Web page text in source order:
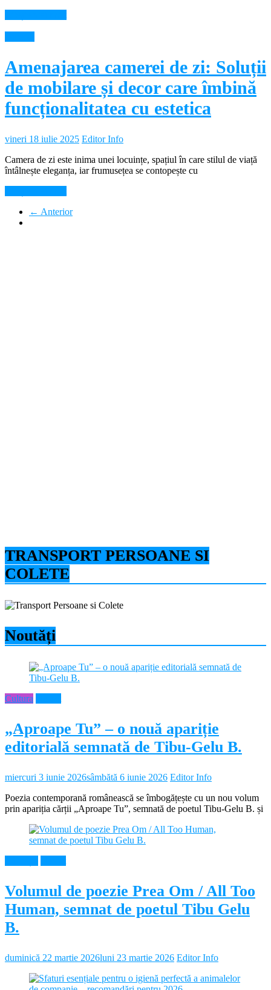
Amenajarea camerei de zi: Soluții
de mobilare și decor care îmbină
funcționalitatea cu estetica
vineri 18 iulie 2025 Editor Info
Camera de zi este inima unei locuințe, spațiul în care stilul de viață
întâlnește eleganța, iar frumusețea se contopește cu
← Anterior
TRANSPORT PERSOANE SI
COLETE
Noutăți
Cultura
„Aproape Tu” – o nouă apariție
editorială semnată de Tibu-Gelu B.
miercuri 3 iunie 2026sâmbătă 6 iunie 2026 Editor Info
Poezia contemporană românească se îmbogățește cu un nou volum
prin apariția cărții „Aproape Tu”, semnată de poetul Tibu-Gelu B. și
Volumul de poezie Prea Om / All Too
Human, semnat de poetul Tibu Gelu
B.
duminică 22 martie 2026luni 23 martie 2026 Editor Info